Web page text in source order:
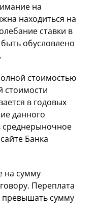
на
находиться на
ставки в
обусловлено
стоимостью
стоимости
в годовых
данного
среднерыночное
Банка
на сумму
Переплата
превышать сумму